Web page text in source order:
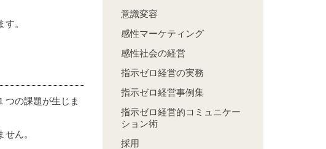
。
つの課題が生じま
ん。
意識変容
感性マーケティング
感性社会の経営
指示ゼロ経営の実務
指示ゼロ経営事例集
指示ゼロ経営的コミュニケー
ション術
採用